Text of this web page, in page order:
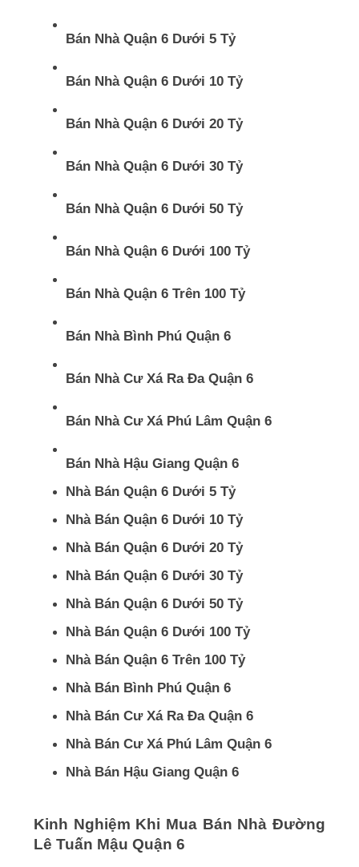
Bán Nhà Quận 6 Dưới 5 Tỷ
Bán Nhà Quận 6 Dưới 10 Tỷ
Bán Nhà Quận 6 Dưới 20 Tỷ
Bán Nhà Quận 6 Dưới 30 Tỷ
Bán Nhà Quận 6 Dưới 50 Tỷ
Bán Nhà Quận 6 Dưới 100 Tỷ
Bán Nhà Quận 6 Trên 100 Tỷ
Bán Nhà Bình Phú Quận 6
Bán Nhà Cư Xá Ra Đa Quận 6
Bán Nhà Cư Xá Phú Lâm Quận 6
Bán Nhà Hậu Giang Quận 6
Nhà Bán Quận 6 Dưới 5 Tỷ
Nhà Bán Quận 6 Dưới 10 Tỷ
Nhà Bán Quận 6 Dưới 20 Tỷ
Nhà Bán Quận 6 Dưới 30 Tỷ
Nhà Bán Quận 6 Dưới 50 Tỷ
Nhà Bán Quận 6 Dưới 100 Tỷ
Nhà Bán Quận 6 Trên 100 Tỷ
Nhà Bán Bình Phú Quận 6
Nhà Bán Cư Xá Ra Đa Quận 6
Nhà Bán Cư Xá Phú Lâm Quận 6
Nhà Bán Hậu Giang Quận 6
Kinh Nghiệm Khi Mua Bán Nhà Đường
Lê Tuấn Mậu Quận 6